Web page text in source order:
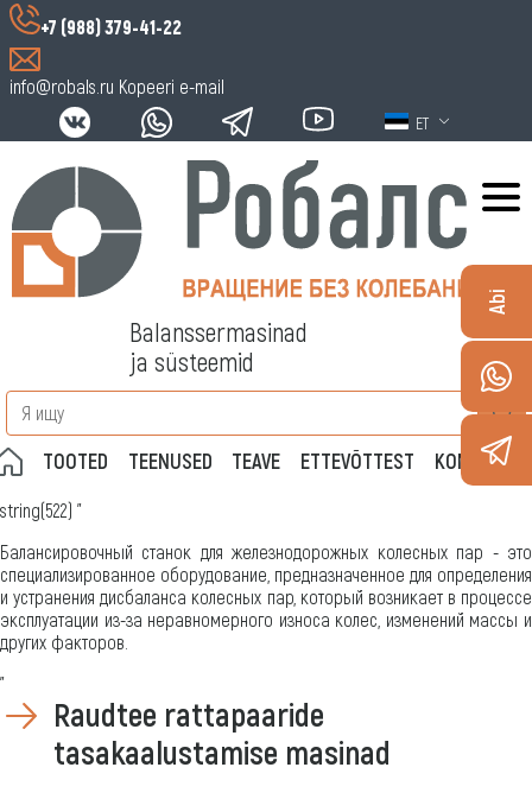
+7 (988) 379-41-22
info@robals.ru Kopeeri e-mail
ET
Balanssermasinad
ja süsteemid
TOOTED TEENUSED TEAVE ETTEVÕTTEST KONTAKTID
string(522) "
Балансировочный станок для железнодорожных колесных пар - это
специализированное оборудование, предназначенное для определения
и устранения дисбаланса колесных пар, который возникает в процессе
эксплуатации из-за неравномерного износа колес, изменений массы и
других факторов.
"
Raudtee rattapaaride
tasakaalustamise masinad
Abi